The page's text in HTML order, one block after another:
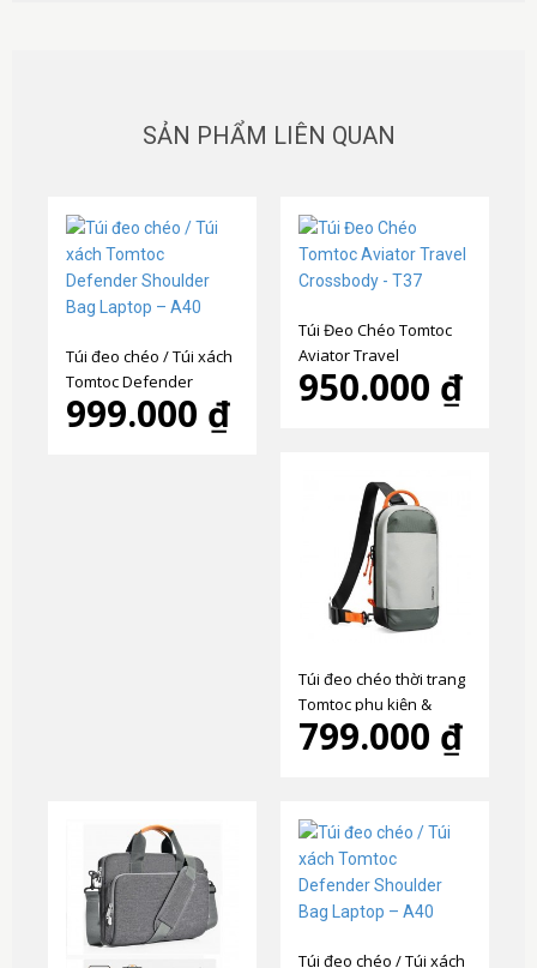
SẢN PHẨM LIÊN QUAN
Túi đeo chéo / Túi xách
Tomtoc Defender
Shoulder Bag Laptop –
A40
999.000 ₫
Túi Đeo Chéo Tomtoc
Aviator Travel
Crossbody - T37
950.000 ₫
Túi đeo chéo thời trang
Tomtoc phụ kiện &
Nintendo Switch 2 –
G49S1
799.000 ₫
Túi đeo chéo / Túi xách